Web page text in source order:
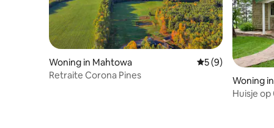
Woning in Mahtowa Gemiddelde
5 (9)
Retraite Corona Pines
Woning
Huisje